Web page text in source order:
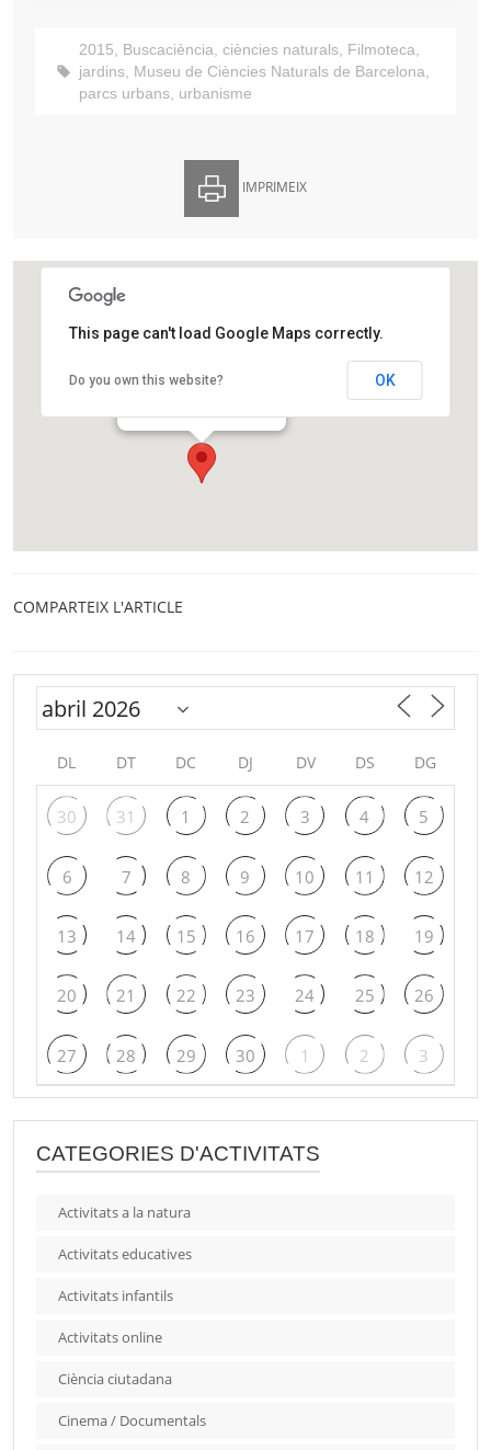
2015, Buscaciència, ciències naturals, Filmoteca,
jardins, Museu de Ciències Naturals de Barcelona,
parcs urbans, urbanisme
IMPRIMEIX
Filmoteca de Catalunya
Plaça Salvador Seguí, 1 – 9
This page can't load Google Maps correctly.
Do you own this website? OK
COMPARTEIX L'ARTICLE
DL DT DC DJ DV DS DG
30 31 1 2 3 4 5
6 7 8 9 10 11 12
13 14 15 16 17 18 19
20 21 22 23 24 25 26
27 28 29 30 1 2 3
CATEGORIES D'ACTIVITATS
Activitats a la natura
Activitats educatives
Activitats infantils
Activitats online
Ciència ciutadana
Cinema / Documentals